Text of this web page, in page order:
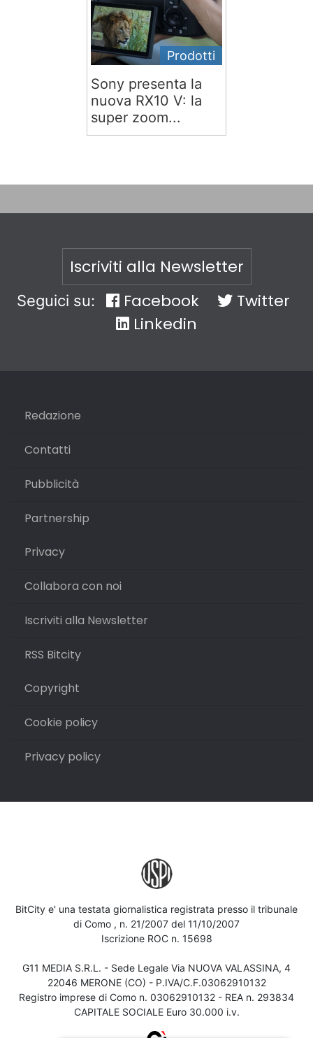
Prodotti
Sony presenta la
nuova RX10 V: la
super zoom...
Iscriviti alla Newsletter
Seguici su: Facebook
Twitter
Linkedin
Redazione
Contatti
Pubblicità
Partnership
Privacy
Collabora con noi
Iscriviti alla Newsletter
RSS Bitcity
Copyright
Cookie policy
Privacy policy
BitCity e' una testata giornalistica registrata presso il tribunale
di Como , n. 21/2007 del 11/10/2007
Iscrizione ROC n. 15698
G11 MEDIA S.R.L. - Sede Legale Via NUOVA VALASSINA, 4
22046 MERONE (CO) - P.IVA/C.F.03062910132
Registro imprese di Como n. 03062910132 - REA n. 293834
CAPITALE SOCIALE Euro 30.000 i.v.